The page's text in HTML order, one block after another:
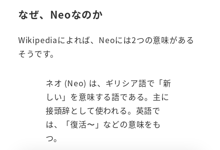
なぜ、Neoなのか
Wikipediaによれば、Neoには2つの意味がある
そうです。
ネオ (Neo) は、ギリシア語で「新
しい」を意味する語である。主に
接頭辞として使われる。英語で
は、「復活〜」などの意味をも
つ。